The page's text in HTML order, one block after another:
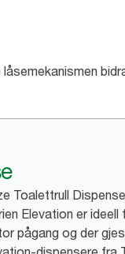
låsemekanismen
Toalettrull
Elevation er
pågang og der